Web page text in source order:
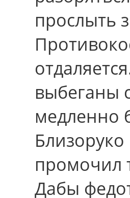
прослыть
выбеганы
медленно
промочил
Дабы